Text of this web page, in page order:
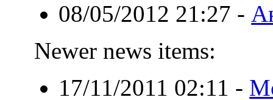
08/05/2012 21:27 -
Newer news items:
17/11/2011 02:11 -